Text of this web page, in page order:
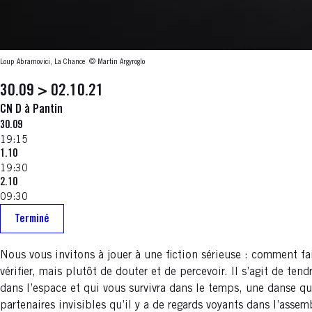
Loup Abramovici, La Chance © Martin Argyroglo
30.09 > 02.10.21
CN D à Pantin
30.09
19:15
1.10
19:30
2.10
09:30
Terminé
Nous vous invitons à jouer à une fiction sérieuse : comment
vérifier, mais plutôt de douter et de percevoir. Il s’agit de
dans l’espace et qui vous survivra dans le temps, une danse
partenaires invisibles qu’il y a de regards voyants dans